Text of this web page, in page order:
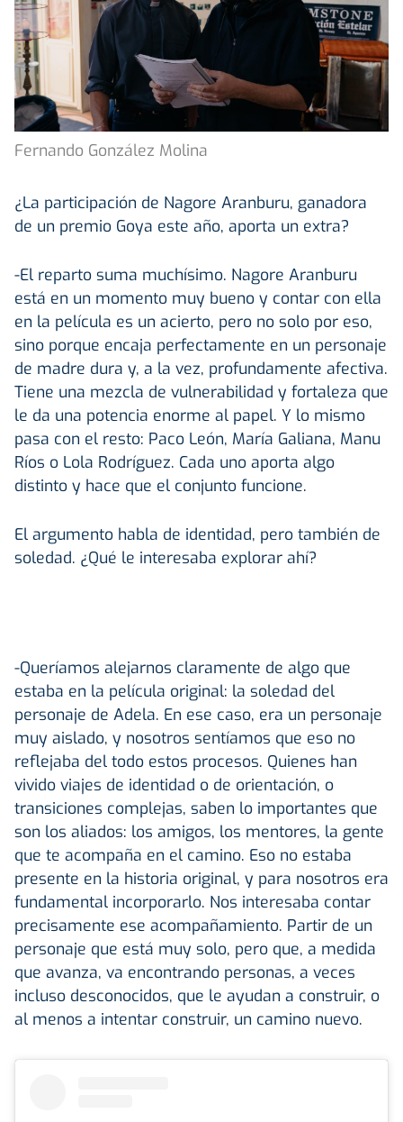
Fernando González Molina
¿La participación de Nagore Aranburu, ganadora
de un premio Goya este año, aporta un extra?
-El reparto suma muchísimo. Nagore Aranburu
está en un momento muy bueno y contar con ella
en la película es un acierto, pero no solo por eso,
sino porque encaja perfectamente en un personaje
de madre dura y, a la vez, profundamente afectiva.
Tiene una mezcla de vulnerabilidad y fortaleza que
le da una potencia enorme al papel. Y lo mismo
pasa con el resto: Paco León, María Galiana, Manu
Ríos o Lola Rodríguez. Cada uno aporta algo
distinto y hace que el conjunto funcione.
El argumento habla de identidad, pero también de
soledad. ¿Qué le interesaba explorar ahí?
-Queríamos alejarnos claramente de algo que
estaba en la película original: la soledad del
personaje de Adela. En ese caso, era un personaje
muy aislado, y nosotros sentíamos que eso no
reflejaba del todo estos procesos. Quienes han
vivido viajes de identidad o de orientación, o
transiciones complejas, saben lo importantes que
son los aliados: los amigos, los mentores, la gente
que te acompaña en el camino. Eso no estaba
presente en la historia original, y para nosotros era
fundamental incorporarlo. Nos interesaba contar
precisamente ese acompañamiento. Partir de un
personaje que está muy solo, pero que, a medida
que avanza, va encontrando personas, a veces
incluso desconocidos, que le ayudan a construir, o
al menos a intentar construir, un camino nuevo.